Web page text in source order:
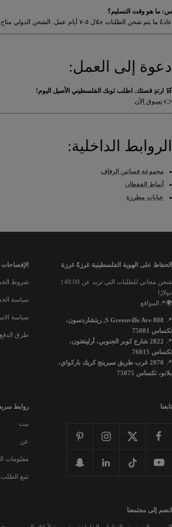
س: ما هو وقت التسليم؟
عادةً ما يتم شحن الطلبات خلال ٥-٧ أيام عمل. الشحن الدولي متاح.
دعوة إلى العمل:
🛒 ارتدِ قصتك. اطلب ثوبك الفلسطيني الأصيل اليوم!
👉 تسوق الآن
الروابط الداخلية:
مجموعة فساتين الزفاف
أنماط القفطان
عبايات مطرزة
الحفاظ على الهوية الفلسطينية غرزةً غرزة
شحن مجاني للطلبات التي تزيد عن 149.00
دولارًا
🌍📍المواقع
📍
888 S Greenville Ave, ريتشاردسون،
تكساس 75081
📍
2822 شارع كوبر الجنوبي، أرلينغتون،
تكساس 76015
📍
2070 غرب طريق سبرينج كريك باركواي،
بلانو، تكساس 75075
الإفصاحات
شروط
سياسة
سياسة
طرق الدفع
تابعنا روابط
بيت
عن
معلومات
تتبع الطلب
انضم إلى مجتمعنا